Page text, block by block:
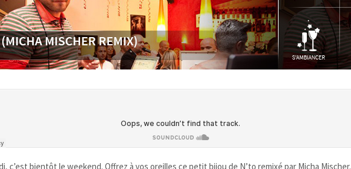
c’est bientôt le weekend. Offrez à vos oreilles ce petit bijou de N’to remixé par Micha Mischer.